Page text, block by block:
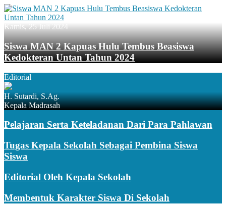
Kamis, 25 Juli 2024
Siswa MAN 2 Kapuas Hulu Tembus Beasiswa
Kedokteran Untan Tahun 2024
Editorial
H. Sutardi, S.Ag.
Kepala Madrasah
Pelajaran Serta Keteladanan Dari Para Pahlawan
Tugas Kepala Sekolah Sebagai Pembina Siswa
Siswa
Editorial Oleh Kepala Sekolah
Membentuk Karakter Siswa Di Sekolah